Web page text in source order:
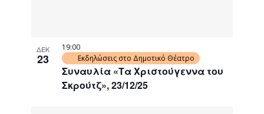
ΔΕΚ
23
Συναυλία «Τα Χριστούγεννα του
Σκρούτζ», 23/12/25
19:00
Εκδηλώσεις στο Δημοτικό Θέατρο